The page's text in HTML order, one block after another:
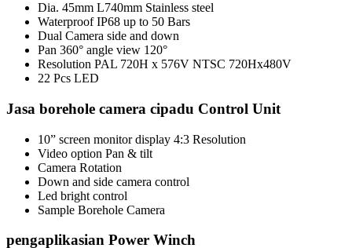
Dia. 45mm L740mm Stainless steel
Waterproof IP68 up to 50 Bars
Dual Camera side and down
Pan 360° angle view 120°
Resolution PAL 720H x 576V NTSC 720Hx480V
22 Pcs LED
Jasa borehole camera cipadu Control Unit
10” screen monitor display 4:3 Resolution
Video option Pan & tilt
Camera Rotation
Down and side camera control
Led bright control
Sample Borehole Camera
pengaplikasian Power Winch